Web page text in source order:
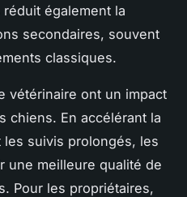
également la
secondaires, souvent
classiques.
vétérinaire ont un impact
chiens. En accélérant la
suivis prolongés, les
une meilleure qualité de
Pour les propriétaires,